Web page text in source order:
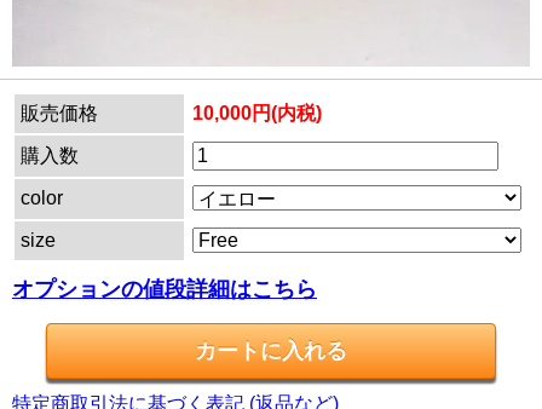
販売価格 10,000円(内税)
購入数
color
size
オプションの値段詳細はこちら
特定商取引法に基づく表記 (返品など)